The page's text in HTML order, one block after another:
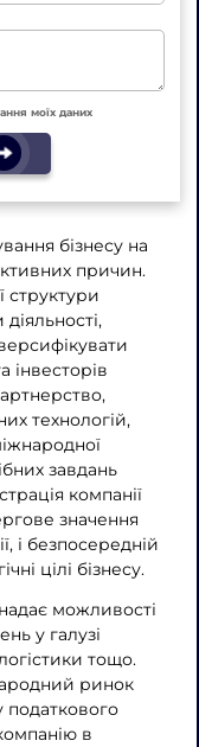
моїх даних
бізнесу на
причин.
структури
інвесторів
технологій,
завдань
компанії
значення
і безпосередній
цілі бізнесу.
можливості
у галузі
тощо.
ринок
в